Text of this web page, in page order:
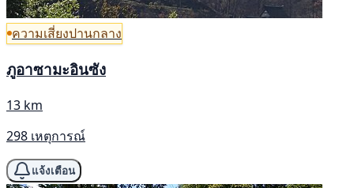
ความเสี่ยงปานกลาง
ภูอาซามะอินซัง
13 km
298 เหตุการณ์
แจ้งเตือน